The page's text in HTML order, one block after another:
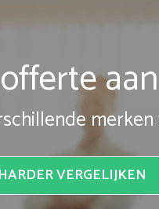
aan
VERGELIJKEN